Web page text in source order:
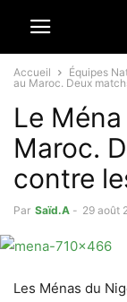
Accueil Équipes
au Maroc. Deux
Le
Maroc.
contre
Par Saïd.A - 29 août
Les Ménas du